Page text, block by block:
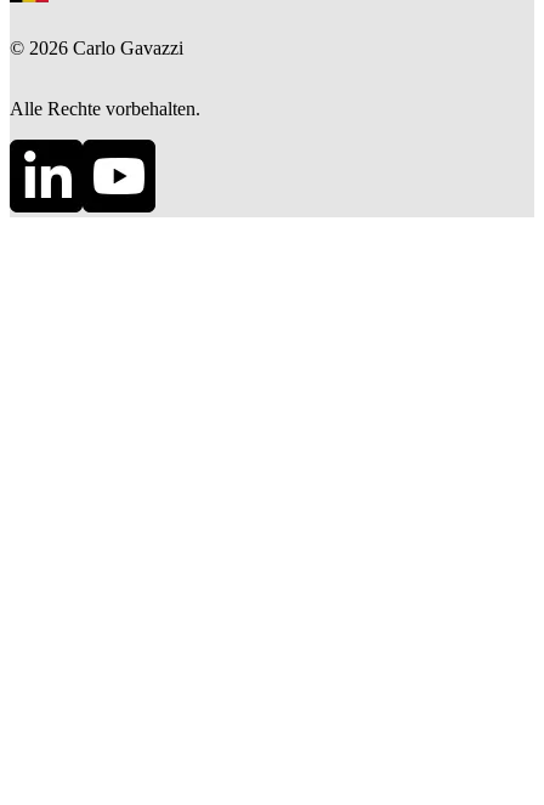
© 2026 Carlo Gavazzi
Alle Rechte vorbehalten.